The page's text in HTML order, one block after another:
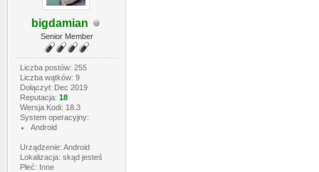
bigdamian
Senior Member
Liczba postów: 255
Liczba wątków: 9
Dołączył: Dec 2019
Reputacja: 18
Wersja Kodi: 18.3
System operacyjny:
Android
Urządzenie: Android
Lokalizacja: skąd jesteś
Płeć: Inne